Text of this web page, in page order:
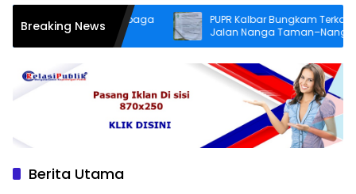
Breaking News
Lembaga
Masker
PUPR Kalbar Bungkam Terkait Proyek
Jalan Nanga Taman–Nanga Mahap
yang Terindikasi Bermasalah
Berita Utama